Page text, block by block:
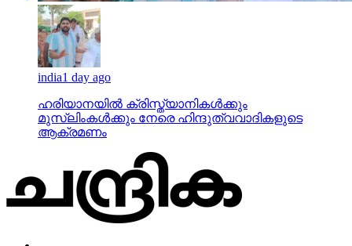
india1 day ago
ഹരിയാനയില്‍ ക്രിസ്ത്യാനികള്‍ക്കും
മുസ്‌ലിംകള്‍ക്കും നേരെ ഹിന്ദുത്വവാദികളുടെ
ആക്രമണം